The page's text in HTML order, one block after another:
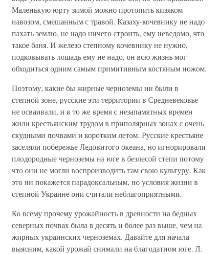
Маленькую юрту зимой можно протопить кизяком —
навозом, смешанным с травой. Казаху-кочевнику не надо
пахать землю, не надо ничего строить, ему неведомо, что
такое баня. И железо степному кочевнику не нужно,
подковывать лошадь ему не надо, он всю жизнь мог
обходиться одним самым примитивным костяным ножом.
Поэтому, какие бы жирные черноземы ни были в
степной зоне, русские эти территории в Средневековье
не осваивали, и в то же время с незапамятных времен
жили крестьянским трудом в приполярных зонах с очень
скудными почвами и коротким летом. Русские крестьяне
заселяли побережье Ледовитого океана, но игнорировали
плодородные черноземы на юге в безлесой степи потому
что они не могли воспроизводить там свою культуру. Как
это ни покажется парадоксальным, но условия жизни в
степной Украине они считали неблагоприятными.
Ко всему прочему урожайность в древности на бедных
северных почвах была в десять и более раз выше, чем на
жирных украинских черноземах. Давайте для начала
выясним, какой урожай снимали на благодатном юге. Л.